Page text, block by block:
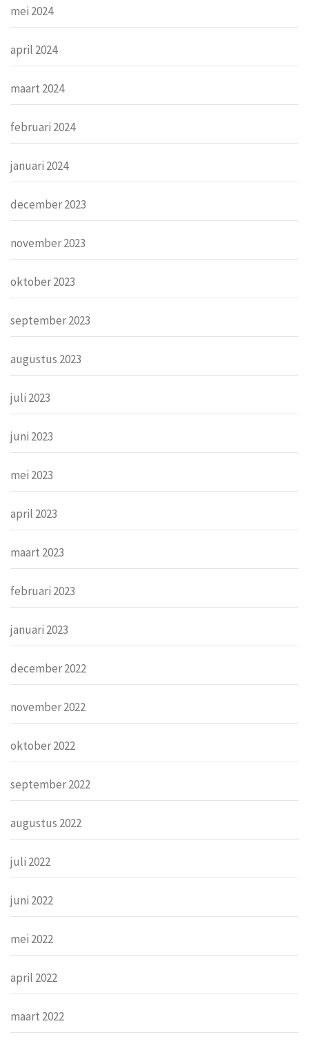
mei 2024
april 2024
maart 2024
februari 2024
januari 2024
december 2023
november 2023
oktober 2023
september 2023
augustus 2023
juli 2023
juni 2023
mei 2023
april 2023
maart 2023
februari 2023
januari 2023
december 2022
november 2022
oktober 2022
september 2022
augustus 2022
juli 2022
juni 2022
mei 2022
april 2022
maart 2022